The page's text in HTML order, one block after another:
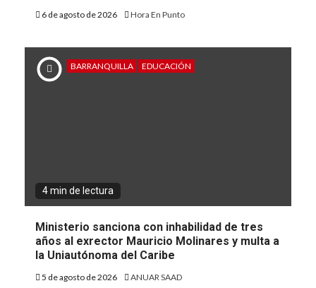
6 de agosto de 2026 Hora En Punto
BARRANQUILLA EDUCACIÓN
4 min de lectura
Ministerio sanciona con inhabilidad de tres
años al exrector Mauricio Molinares y multa a
la Uniautónoma del Caribe
5 de agosto de 2026 ANUAR SAAD